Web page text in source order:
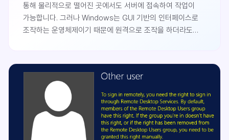
통해 물리적으로 떨어진 곳에서도 서버에 접속하여 작업이
가능합니다. 그러나 Windows는 GUI 기반의 인터페이스로
조작하는 운영체제이기 때문에 원격으로 조작을 하더라도
가지고 있습니다. 원격 데스크탑 서비스가 활성화 되지 않을
수 있는데 설정하는 방법을 알아보도록 하겠습니다.서버
설정왼쪽 아래 시작버튼을 마우스 우클릭 후 시스템을
클릭합니다.왼쪽의 원격 설정을 클릭합니다.이 컴퓨터에 대한
원격 연결 허..